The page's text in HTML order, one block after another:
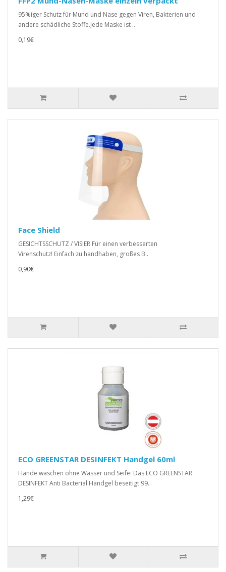
95%iger Schutz für Mund und Nase gegen Viren, Bakterien und
andere schädliche Stoffe.Jede Maske ist ..
0,19€
Face Shield
GESICHTSSCHUTZ / VISIER Für einen verbesserten
Virenschutz! Einfach zu handhaben, großes B..
0,90€
ECO GREENSTAR DESINFEKT Handgel 60ml
Hände waschen ohne Wasser und Seife: Das ECO GREENSTAR
DESINFEKT Anti Bacterial Handgel beseitigt 99..
1,29€